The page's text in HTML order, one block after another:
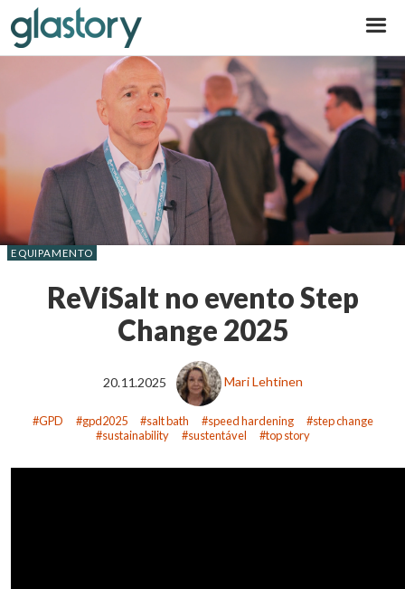
ReViSalt no evento Step
Change 2025
EQUIPAMENTO
20.11.2025 Mari Lehtinen
GPD gpd2025 salt bath speed hardening
step change
sustainability
sustentável top story